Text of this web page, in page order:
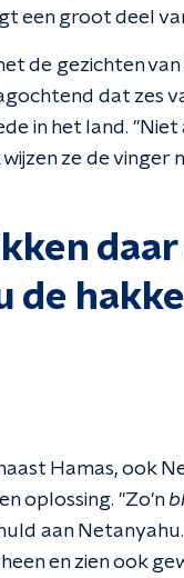
een groot deel
de gezichten
dat zes
in het land.
ze de vinger
de
Hamas, ook
oplossing. "Zo'n
aan
en zien ook